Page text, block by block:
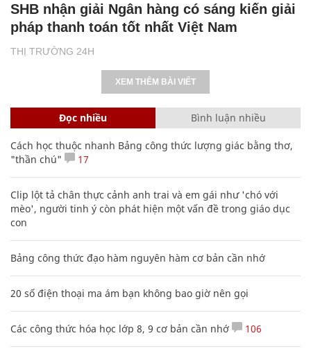
THỊ TRƯỜNG 24H
SHB nhận giải Ngân hàng có sáng kiến giải
pháp thanh toán tốt nhất Việt Nam
XEM THÊM BÀI VIẾT
Đọc nhiều Bình luận nhiều
Cách học thuộc nhanh Bảng công thức lượng giác bằng thơ,
"thần chú"
17
Clip lột tả chân thực cảnh anh trai và em gái như 'chó với
mèo', người tinh ý còn phát hiện một vấn đề trong giáo dục
con
Bảng công thức đạo hàm nguyên hàm cơ bản cần nhớ
20 số điện thoại ma ám bạn không bao giờ nên gọi
Các công thức hóa học lớp 8, 9 cơ bản cần nhớ 106